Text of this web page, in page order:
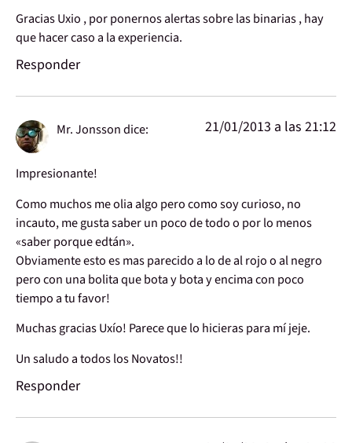
Gracias Uxio , por ponernos alertas sobre las binarias , hay
que hacer caso a la experiencia.
Responder
Mr. Jonssondice: 21/01/2013 a las 21:12
Impresionante!
Como muchos me olia algo pero como soy curioso, no
incauto, me gusta saber un poco de todo o por lo menos
«saber porque edtán».
Obviamente esto es mas parecido a lo de al rojo o al negro
pero con una bolita que bota y bota y encima con poco
tiempo a tu favor!
Muchas gracias Uxío! Parece que lo hicieras para mí jeje.
Un saludo a todos los Novatos!!
Responder